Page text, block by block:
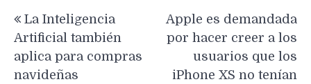
de
entradas
La Inteligencia
Artificial también
aplica para compras
navideñas
Apple es demandada
por hacer creer a los
usuarios que los
iPhone XS no tenían